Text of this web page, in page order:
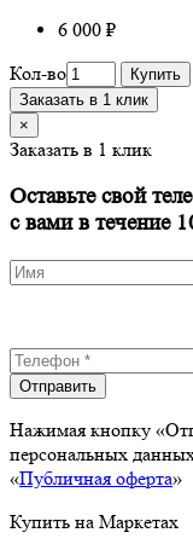
6 000 ₽
Кол-во
Купить
Заказать в 1 клик
×
Заказать в 1 клик
Оставьте свой
с вами в течение
Отправить
Нажимая кнопку
персональных
«Публичная оферта»
Купить на Маркетах